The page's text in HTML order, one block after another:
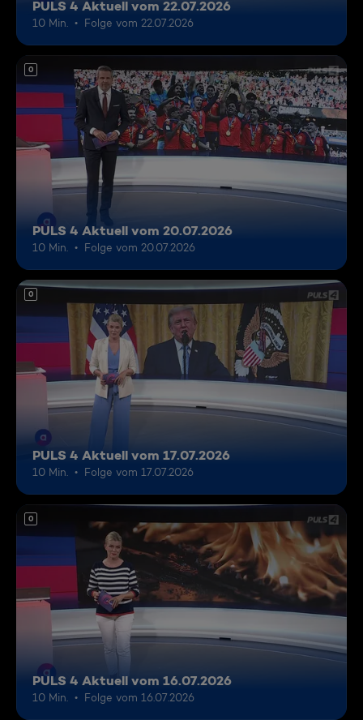
PULS 4 Aktuell vom 22.07.2026
10 Min. Folge vom 22.07.2026
0
PULS 4 Aktuell vom 20.07.2026
10 Min. Folge vom 20.07.2026
0
PULS 4 Aktuell vom 17.07.2026
10 Min. Folge vom 17.07.2026
0
PULS 4 Aktuell vom 16.07.2026
10 Min. Folge vom 16.07.2026